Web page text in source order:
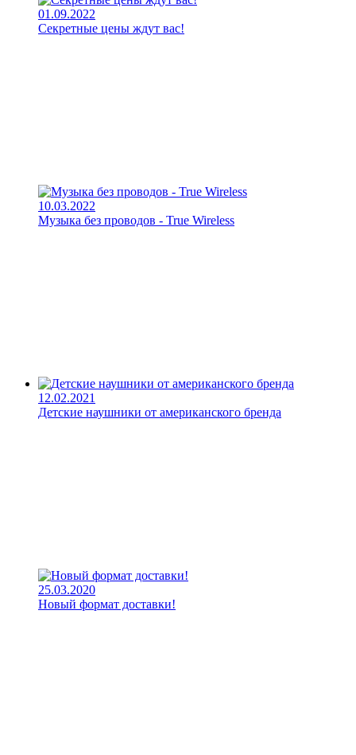
01.09.2022
Секретные цены ждут вас!
10.03.2022
Музыка без проводов - True Wireless
12.02.2021
Детские наушники от американского бренда
25.03.2020
Новый формат доставки!